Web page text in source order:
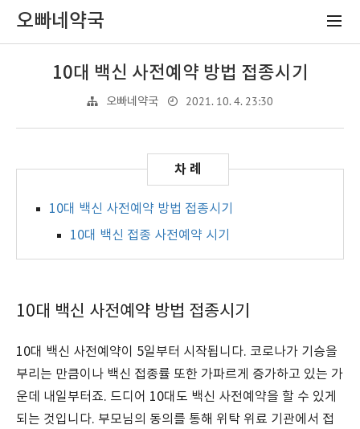
오빠네약국
10대 백신 사전예약 방법 접종시기
오빠네약국 2021. 10. 4. 23:30
10대 백신 사전예약 방법 접종시기
10대 백신 접종 사전예약 시기
10대 백신 사전예약 방법 접종시기
10대 백신 사전예약이 5일부터 시작됩니다. 코로나가 기승을
부리는 만큼이나 백신 접종률 또한 가파르게 증가하고 있는 가
운데 내일부터죠. 드디어 10대도 백신 사전예약을 할 수 있게
되는 것입니다. 부모님의 동의를 통해 위탁 위료 기관에서 접